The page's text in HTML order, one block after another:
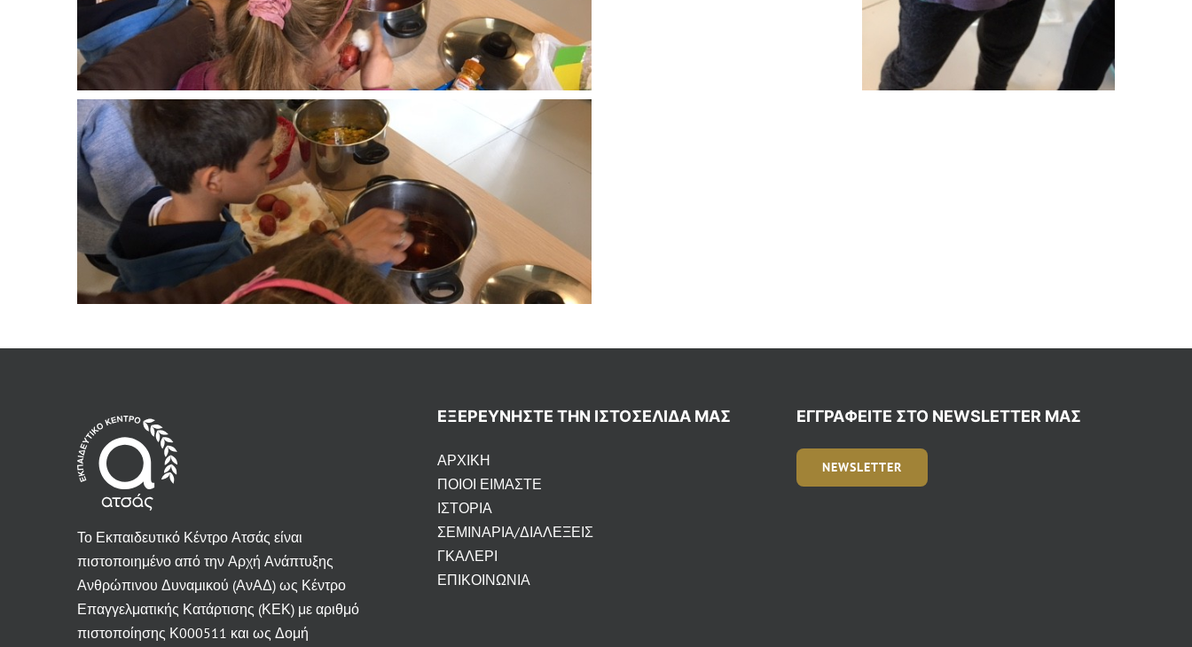
Το Εκπαιδευτικό Κέντρο Ατσάς είναι
πιστοποιημένο από την Αρχή Ανάπτυξης
Ανθρώπινου Δυναμικού (ΑνΑΔ) ως Κέντρο
Επαγγελματικής Κατάρτισης (ΚΕΚ) με αριθμό
πιστοποίησης Κ000511 και ως Δομή
ΕΞΕΡΕΥΝΉΣΤΕ ΤΗΝ ΙΣΤΟΣΕΛΊΔΑ ΜΑΣ
ΑΡΧΙΚΗ
ΠΟΙΟΙ ΕΙΜΑΣΤΕ
ΙΣΤΟΡΙΑ
ΣΕΜΙΝΑΡΙΑ/ΔΙΑΛΕΞΕΙΣ
ΓΚΑΛΕΡΙ
ΕΠΙΚΟΙΝΩΝΙΑ
ΕΓΓΡΑΦΕΊΤΕ ΣΤΟ NEWSLETTER ΜΑΣ
NEWSLETTER